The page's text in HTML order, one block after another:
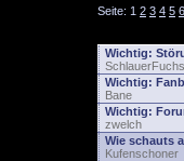
Seite: 1 2 3 4 5 6
Wichtig:
SchlauerFuchs
Wichtig:
Bane
Wichtig:
zwelch
Wie schauts
Kufenschoner